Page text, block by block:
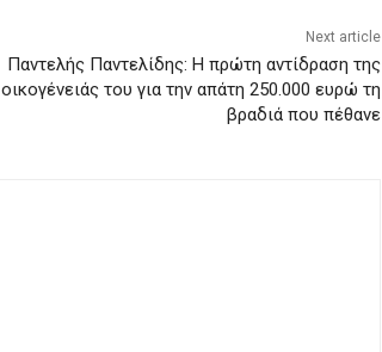
Next article
Παντελής Παντελίδης: Η πρώτη αντίδραση της
οικογένειάς του για την απάτη 250.000 ευρώ τη
βραδιά που πέθανε